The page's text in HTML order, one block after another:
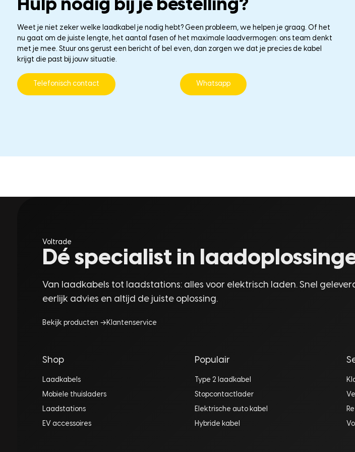
Hulp nodig bij je bestelling?
Weet je niet zeker welke laadkabel je nodig hebt? Geen probleem, we helpen je graag. Of het
nu gaat om de juiste lengte, het aantal fasen of het maximale laadvermogen: ons team denkt
met je mee. Stuur ons gerust een bericht of bel even, dan zorgen we dat je precies de kabel
krijgt die past bij jouw situatie.
Telefonisch contact Whatsapp
Voltrade
Dé specialist in
Van laadkabels tot laadstations: alles voor elektrisch laden. Snel
eerlijk advies en altijd de juiste oplossing.
Bekijk producten → Klantenservice
Shop
Laadkabels
Mobiele thuisladers
Laadstations
EV accessoires
Populair
Type 2 laadkabel
Stopcontactlader
Elektrische auto kabel
Hybride kabel